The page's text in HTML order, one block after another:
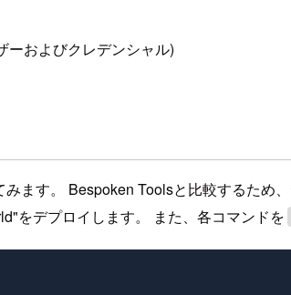
ーおよびクレデンシャル)
ます。 Bespoken Toolsと比較するた
をデプロイします。 また、各コマンドを